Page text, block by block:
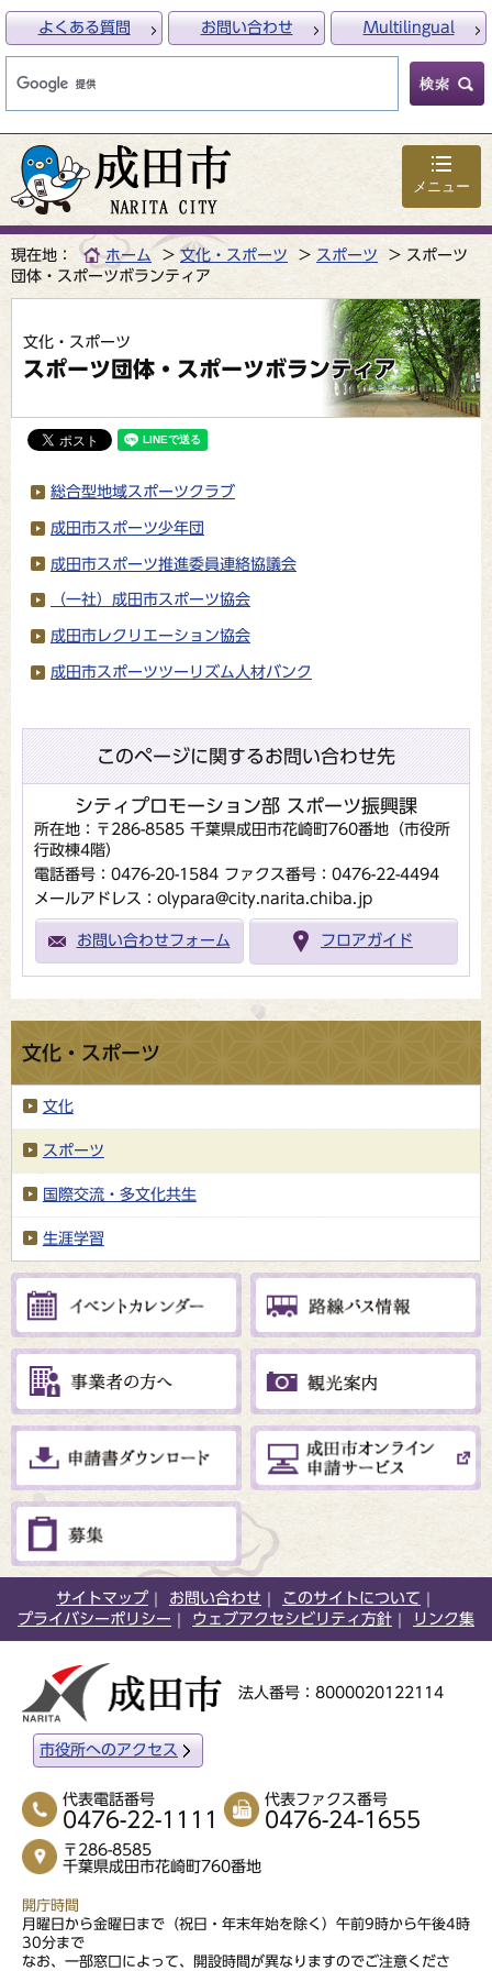
メニュー
よくある質問 お問い合わせ Multilingual
現在地： ホーム 文化・スポーツ スポーツ
スポーツ
団体・スポーツボランティア
文化・スポーツ
スポーツ団体・スポーツボランティア
総合型地域スポーツクラブ
成田市スポーツ少年団
成田市スポーツ推進委員連絡協議会
（一社）成田市スポーツ協会
成田市レクリエーション協会
成田市スポーツツーリズム人材バンク
このページに関するお問い合わせ先
シティプロモーション部 スポーツ振興課
所在地：〒286-8585 千葉県成田市花崎町760番地（市役所
行政棟4階）
電話番号：0476-20-1584 ファクス番号：0476-22-4494
メールアドレス：olypara@city.narita.chiba.jp
お問い合わせフォーム フロアガイド
文化・スポーツ
文化
スポーツ
国際交流・多文化共生
生涯学習
サイトマップ お問い合わせ
このサイトについて
プライバシーポリシー
ウェブアクセシビリティ方針 リンク集
法人番号：8000020122114
市役所へのアクセス
代表電話番号
0476-22-1111
代表ファクス番号
0476-24-1655
〒286-8585
千葉県成田市花崎町760番地
開庁時間
月曜日から金曜日まで（祝日・年末年始を除く）午前9時から午後4時
30分まで
なお、一部窓口によって、開設時間が異なりますのでご注意くださ